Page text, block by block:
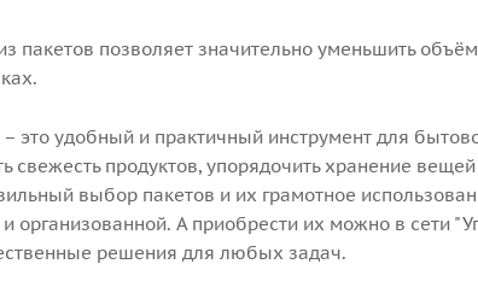
пакетов позволяет значительно уменьшить
это удобный и практичный инструмент для
свежесть продуктов, упорядочить хранение
выбор пакетов и их грамотное
организованной. А приобрести их можно в сети
решения для любых задач.